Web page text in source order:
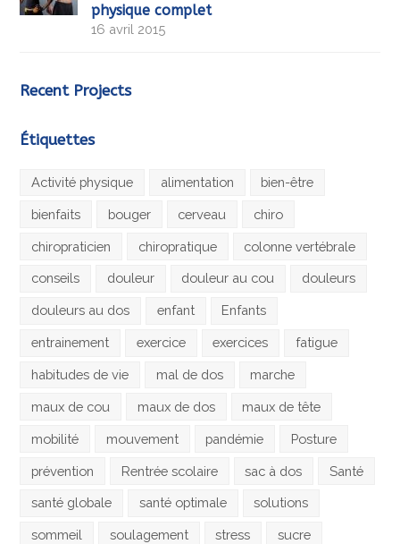
physique complet
16 avril 2015
Recent Projects
Étiquettes
Activité physique alimentation bien-être
bienfaits bouger cerveau chiro
chiropraticien chiropratique colonne vertébrale
conseils douleur douleur au cou douleurs
douleurs au dos enfant Enfants
entrainement exercice exercices fatigue
habitudes de vie mal de dos marche
maux de cou maux de dos maux de tête
mobilité mouvement pandémie Posture
prévention Rentrée scolaire sac à dos Santé
santé globale santé optimale solutions
sommeil soulagement stress sucre